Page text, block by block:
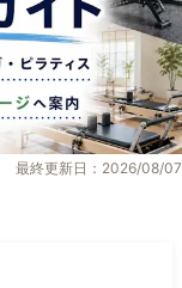
最終更新日：2026/08/07